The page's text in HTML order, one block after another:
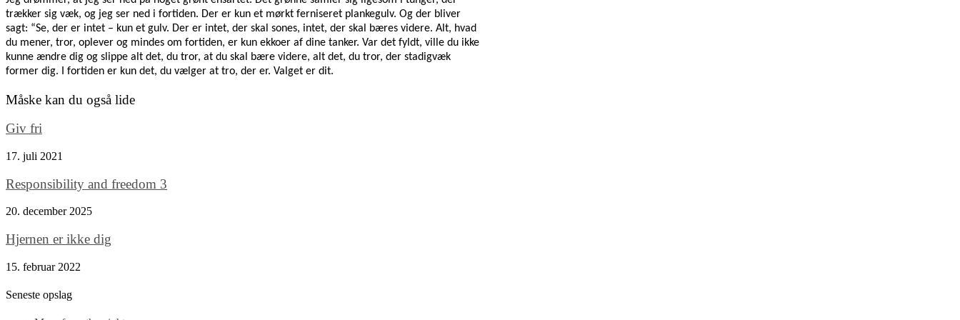
trækker sig væk, og jeg ser ned i fortiden. Der er kun et mørkt ferniseret plankegulv. Og der bliver
sagt: “Se, der er intet – kun et gulv. Der er intet, der skal sones, intet, der skal bæres videre. Alt, hvad
du mener, tror, oplever og mindes om fortiden, er kun ekkoer af dine tanker. Var det fyldt, ville du ikke
kunne ændre dig og slippe alt det, du tror, at du skal bære videre, alt det, du tror, der stadigvæk
former dig. I fortiden er kun det, du vælger at tro, der er. Valget er dit.
Måske kan du også lide
Giv fri
17. juli 2021
Responsibility and freedom 3
20. december 2025
Hjernen er ikke dig
15. februar 2022
Seneste opslag